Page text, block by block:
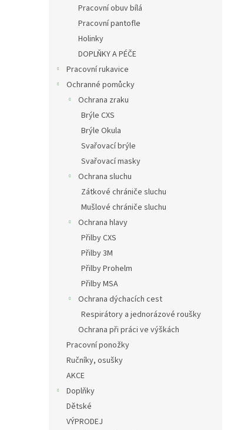
Pracovní obuv bílá
Pracovní pantofle
Holinky
DOPLŇKY A PÉČE
Pracovní rukavice
Ochranné pomůcky
Ochrana zraku
Brýle CXS
Brýle Okula
Svařovací brýle
Svařovací masky
Ochrana sluchu
Zátkové chrániče sluchu
Mušlové chrániče sluchu
Ochrana hlavy
Přilby CXS
Přilby 3M
Přilby Prohelm
Přilby MSA
Ochrana dýchacích cest
Respirátory a jednorázové roušky
Ochrana při práci ve výškách
Pracovní ponožky
Ručníky, osušky
AKCE
Doplňky
Dětské
VÝPRODEJ